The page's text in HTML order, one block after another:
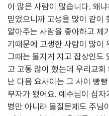
이 많은 사람이 많습니다. 왜
믿었으니까 고생을 많이 같이
알아주는 사람을 좋아하고 제
기때문에 고생한 사람이 많이
그때는 물지게 지고 잡상인도
고 고통 많이 했는데 우리교
난 다음 요사이는 그 사이 빵
부자가 됐어요. 예수님이 십
병만 아니라 물질문제도 주님